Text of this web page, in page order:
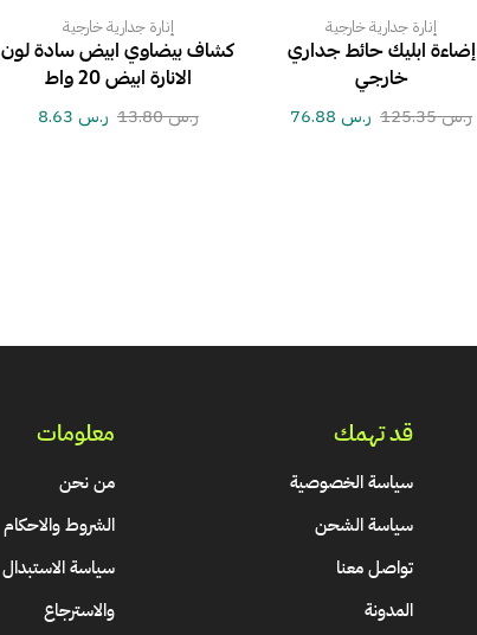
إنارة جدارية خارجية
إضاءة ابليك حائط جداري
خارجي
ر.س125.35 ر.س
إنارة جدارية خارجية
كشاف بيضاوي ابيض سادة لون
الانارة ابيض 20 واط
ر.س13.80 ر.س
قد تهمك
سياسة الخصوصية
سياسة الشحن
تواصل معنا
المدونة
معلومات
من نحن
الشروط والاحكام
سياسة الاستبدال
والاسترجاع